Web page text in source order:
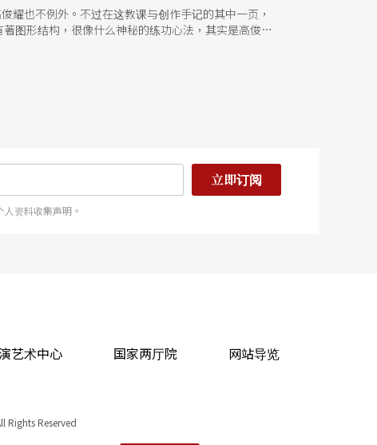
耀也不例外。不过在这教课与创作手记的其中一页，
图形结构，很像什么神秘的练功心法，其实是高俊耀
片影像哲学。 「我在小地方长大，会播放的电影或
可能的，后来接触到其他艺术电影，才慢慢被打
立即订阅
资料收集声明。
艺术中心 国家两厅院 网站导览
Rights Reserved